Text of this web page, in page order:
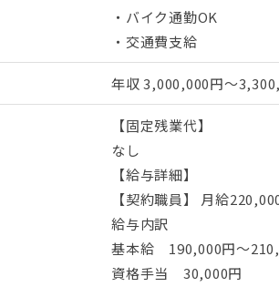
・バイク通勤OK
・交通費支給
年収3,000,000円～
【固定残業代】
なし
【給与詳細】
【契約職員】 月給
給与内訳
基本給 190,000円～
資格手当 30,000円